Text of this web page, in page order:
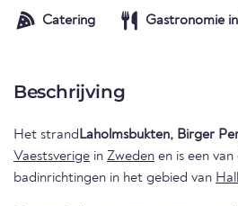
Catering Gastronomie
Beschrijving
Het strandLaholmsbukten, Birger
Vaestsverige in Zweden en is een
badinrichtingen in het gebied van